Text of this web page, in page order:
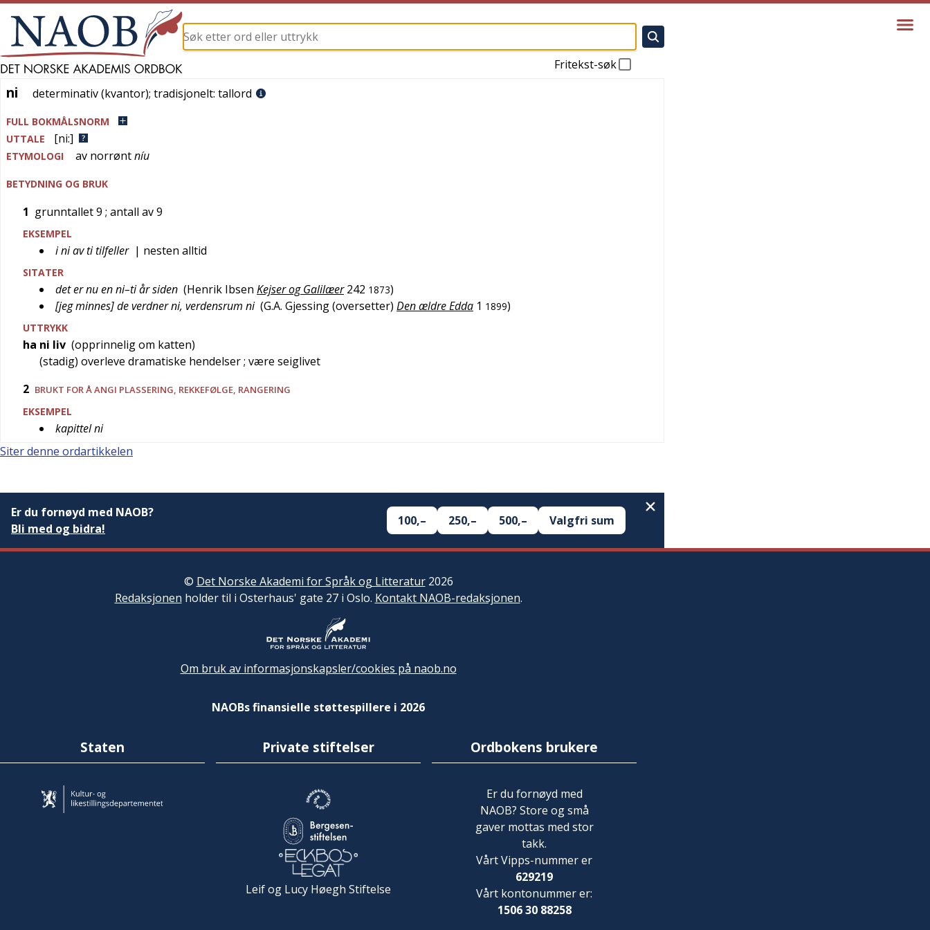
Fritekst-søk
ni
ni determinativ (kvantor); tradisjonelt: tallord
FULL BOKMÅLSNORM
UTTALE
[ni:]
ETYMOLOGI av norrøntníu
BETYDNING OG BRUK
1 grunntallet 9 ; antall av 9
EKSEMPEL
i ni av ti tilfeller | nesten alltid
SITATER
det er nu en ni–ti år siden (Henrik Ibsen Kejser og Galilæer 242 1873)
[jeg minnes] de verdner ni, verdensrum ni (G.A. Gjessing (oversetter) Den ældre Edda 1 1899)
UTTRYKK
ha ni liv (opprinnelig om katten)
(stadig) overleve dramatiske hendelser; være seiglivet
2 BRUKT FOR Å ANGI PLASSERING, REKKEFØLGE, RANGERING
EKSEMPEL
kapittel ni
Siter denne ordartikkelen
Er du fornøyd med NAOB?
Bli med og bidra!
100,– 250,– 500,– Valgfri sum
© Det Norske Akademi for Språk og Litteratur2026
Redaksjonen holder til i Osterhaus' gate 27 i Oslo. Kontakt NAOB-redaksjonen.
Om bruk av informasjonskapsler/cookies på naob.no
NAOBs finansielle støttespillere i 2026
Staten Private stiftelser
Leif og Lucy Høegh Stiftelse
Ordbokens brukere
Er du fornøyd med
NAOB? Store og små
gaver mottas med stor
takk.
Vårt Vipps-nummer er
629219
Vårt kontonummer er:
1506 30 88258